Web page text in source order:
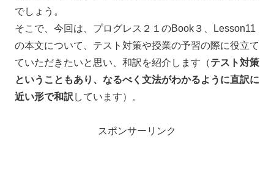
でしょう。
そこで、今回は、プログレス２１のBook３、Lesson11
の本文について、テスト対策や授業の予習の際に役立て
ていただきたいと思い、和訳を紹介します（テスト対策
ということもあり、なるべく文法がわかるように直訳に
近い形で和訳 しています）。
スポンサーリンク